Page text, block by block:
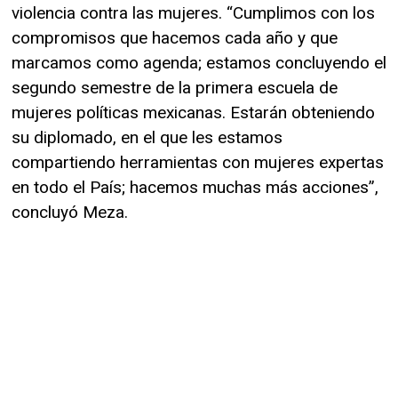
violencia contra las mujeres. “Cumplimos con los
compromisos que hacemos cada año y que
marcamos como agenda; estamos concluyendo el
segundo semestre de la primera escuela de
mujeres políticas mexicanas. Estarán obteniendo
su diplomado, en el que les estamos
compartiendo herramientas con mujeres expertas
en todo el País; hacemos muchas más acciones”,
concluyó Meza.